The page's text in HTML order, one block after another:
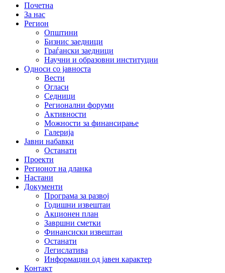
Почетна
За нас
Регион
Општини
Бизнис заедници
Граѓански заедници
Научни и образовни институции
Односи со јавноста
Вести
Огласи
Седници
Регионални форуми
Активности
Можности за финансирање
Галерија
Јавни набавки
Останати
Проекти
Регионот на дланка
Настани
Документи
Програма за развој
Годишни извештаи
Акционен план
Завршни сметки
Финансиски извештаи
Останати
Легислатива
Информации од јавен карактер
Контакт